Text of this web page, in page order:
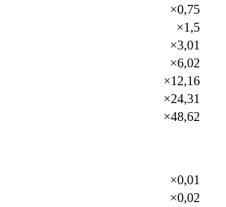
×0,75
×1,5
×3,01
×6,02
×12,16
×24,31
×48,62
×0,01
×0,02